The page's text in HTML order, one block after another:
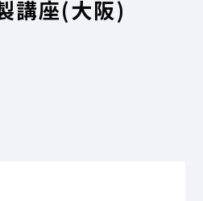
講座(大阪)